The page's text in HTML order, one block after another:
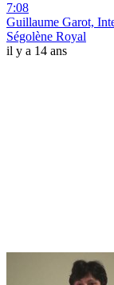
7:08
Guillaume Garot,
Ségolène Royal
il y a 14 ans